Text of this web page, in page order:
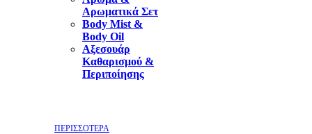
Αρωματικά Σετ
Body Mist &
Body Oil
Αξεσουάρ
Καθαρισμού &
Περιποίησης
ΠΕΡΙΣΣΟΤΕΡΑ